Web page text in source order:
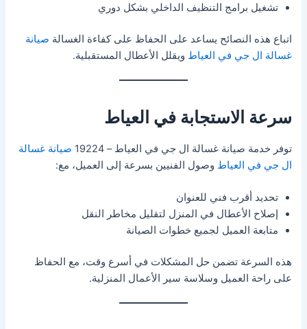
تشغيل برامج التنظيف الداخلي بشكل دوري
اتباع هذه النصائح يساعد على الحفاظ على كفاءة الغسالة صيانة
غسالة ال جي في العياط ويقلل الأعطال المستقبلية.
سرعة الاستجابة في العياط
توفر خدمة صيانة غسالة ال جي في العياط – 19224
صيانة غسالة
ال جي في العياط وصول الفنيين بسرعة إلى العميل، مع:
تحديد أقرب فني للعنوان
إصلاح الأعطال في المنزل لتقليل مخاطر النقل
متابعة العميل لجميع خطوات الصيانة
هذه السرعة تضمن حل المشكلات في أسرع وقت، مع الحفاظ
على راحة العميل وسلاسة سير الأعمال المنزلية.